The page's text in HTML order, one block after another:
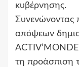
κυβέρνησης.
Συνενώνοντας
απόψεων
τη προάσπιση